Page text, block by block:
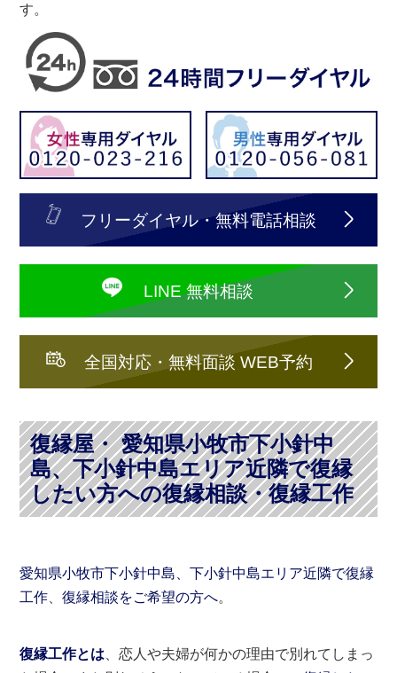
す。
フリーダイヤル・無料電話相談
LINE 無料相談
全国対応・無料面談 WEB予約
復縁屋・ 愛知県小牧市下小針中
島、下小針中島エリア近隣で復縁
したい方への復縁相談・復縁工作
愛知県小牧市下小針中島、下小針中島エリア近隣で復縁
工作 、復縁相談をご希望の方へ。
復縁工作とは 、恋人や夫婦が何かの理由で別れてしまっ